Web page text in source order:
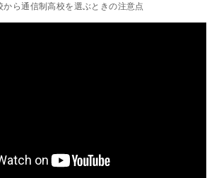
から通信制高校を選ぶときの注意点